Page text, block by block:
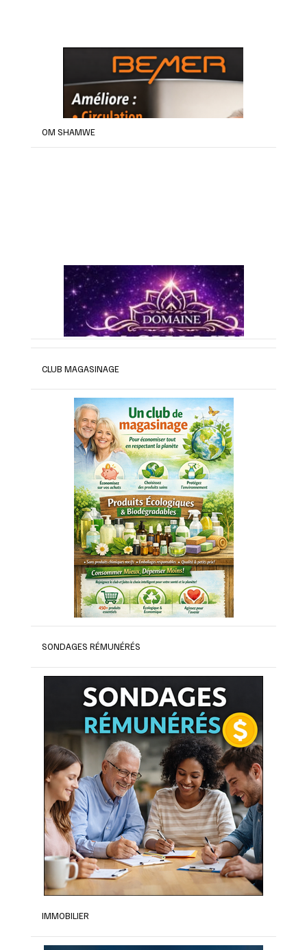
OM SHAMWE
CLUB MAGASINAGE
SONDAGES RÉMUNÉRÉS
IMMOBILIER